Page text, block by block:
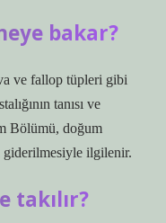
bakar?
ve fallop tüpleri gibi
tanısı ve
Bölümü, doğum
giderilmesiyle ilgilenir.
takılır?